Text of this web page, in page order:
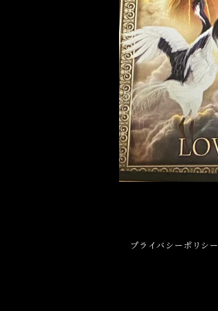
申 Monkey
酉 Rooster
戌 Dog
亥 Pig
健康
スピリチュアル
幸運
人生
願望実現
プライバシーポリシー